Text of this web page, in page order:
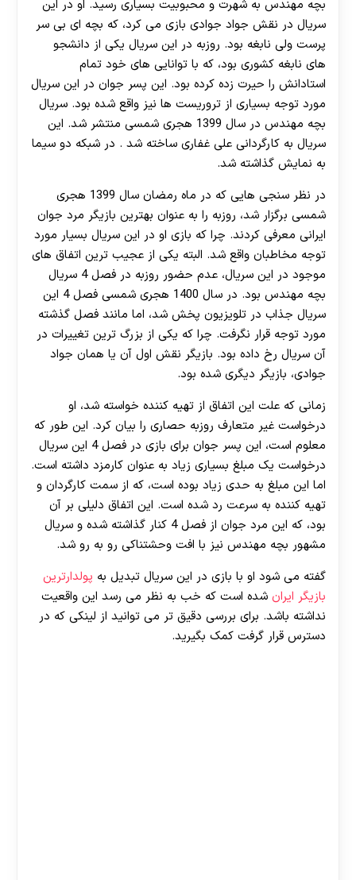
بچه مهندس به شهرت و محبوبیت بسیاری رسید. او در این
سریال در نقش جواد جوادی بازی می کرد، که بچه ای بی سر
پرست ولی نابغه بود. روزبه در این سریال یکی از دانشجو
های نابغه کشوری بود، که با توانایی های خود تمام
استادانش را حیرت زده کرده بود. این پسر جوان در این سریال
مورد توجه بسیاری از تروریست ها نیز واقع شده بود. سریال
بچه مهندس در سال 1399 هجری شمسی منتشر شد. این
سریال به کارگردانی علی غفاری ساخته شد . در شبکه دو سیما
به نمایش گذاشته شد.
در نظر سنجی هایی که در ماه رمضان سال 1399 هجری
شمسی برگزار شد، روزبه را به عنوان بهترین بازیگر مرد جوان
ایرانی معرفی کردند. چرا که بازی او در این سریال بسیار مورد
توجه مخاطبان واقع شد. البته یکی از عجیب ترین اتفاق های
موجود در این سریال، عدم حضور روزبه در فصل 4 سریال
بچه مهندس بود. در سال 1400 هجری شمسی فصل 4 این
سریال جذاب در تلویزیون پخش شد، اما مانند فصل گذشته
مورد توجه قرار نگرفت. چرا که یکی از بزرگ ترین تغییرات در
آن سریال رخ داده بود. بازیگر نقش اول آن یا همان جواد
جوادی، بازیگر دیگری شده بود.
زمانی که علت این اتفاق از تهیه کننده خواسته شد، او
درخواست غیر متعارف روزبه حصاری را بیان کرد. این طور که
معلوم است، این پسر جوان برای بازی در فصل 4 این سریال
درخواست یک مبلغ بسیاری زیاد به عنوان کارمزد داشته است.
اما این مبلغ به حدی زیاد بوده است، که از سمت کارگردان و
تهیه کننده به سرعت رد شده است. این اتفاق دلیلی بر آن
بود، که این مرد جوان از فصل 4 کنار گذاشته شده و سریال
مشهور بچه مهندس نیز با افت وحشتناکی رو به رو شد.
گفته می شود او با بازی در این سریال تبدیل به پولدارترین
بازیگر ایران شده است که خب به نظر می رسد این واقعیت
نداشته باشد. برای بررسی دقیق تر می توانید از لینکی که در
دسترس قرار گرفت کمک بگیرید.